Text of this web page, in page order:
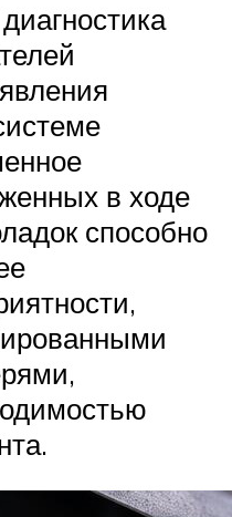
в ходе
способно